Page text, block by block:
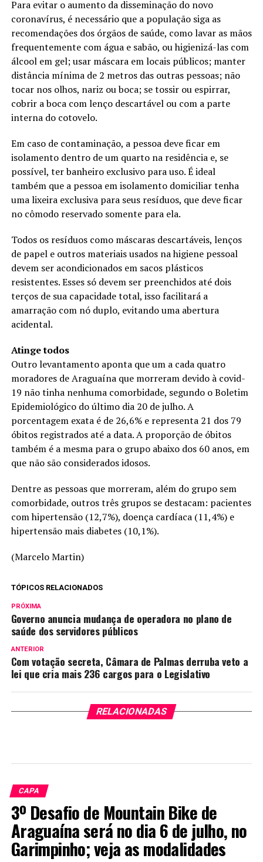
Para evitar o aumento da disseminação do novo
coronavírus, é necessário que a população siga as
recomendações dos órgãos de saúde, como lavar as mãos
frequentemente com água e sabão, ou higienizá-las com
álcool em gel; usar máscara em locais públicos; manter
distância mínima de 2 metros das outras pessoas; não
tocar nos olhos, nariz ou boca; se tossir ou espirrar,
cobrir a boca com lenço descartável ou com a parte
interna do cotovelo.
Em caso de contaminação, a pessoa deve ficar em
isolamento dentro de um quarto na residência e, se
possível, ter banheiro exclusivo para uso. É ideal
também que a pessoa em isolamento domiciliar tenha
uma lixeira exclusiva para seus resíduos, que deve ficar
no cômodo reservado somente para ela.
Todos os resíduos como máscaras descartáveis, lenços
de papel e outros materiais usados na higiene pessoal
devem ser acondicionados em sacos plásticos
resistentes. Esses só devem ser preenchidos até dois
terços de sua capacidade total, isso facilitará a
amarração com nó duplo, evitando uma abertura
acidental.
Atinge todos
Outro levantamento aponta que um a cada quatro
moradores de Araguaína que morreram devido à covid-
19 não tinha nenhuma comorbidade, segundo o Boletim
Epidemiológico do último dia 20 de julho. A
porcentagem exata é de 26,6% e representa 21 dos 79
óbitos registrados até a data. A proporção de óbitos
também é a mesma para o grupo abaixo dos 60 anos, em
que não são considerados idosos.
Dentre as pessoas que morreram, além do grupo sem
comorbidade, outros três grupos se destacam: pacientes
com hipertensão (12,7%), doença cardíaca (11,4%) e
hipertensão mais diabetes (10,1%).
(Marcelo Martin)
TÓPICOS RELACIONADOS
PRÓXIMA
Governo anuncia mudança de operadora no plano de
saúde dos servidores públicos
ANTERIOR
Com votação secreta, Câmara de Palmas derruba veto a
lei que cria mais 236 cargos para o Legislativo
RELACIONADAS
CAPA
3º Desafio de Mountain Bike de
Araguaína será no dia 6 de julho, no
Garimpinho; veja as modalidades